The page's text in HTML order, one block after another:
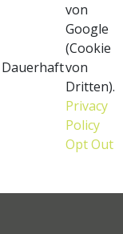
Dauerhaft
von
Google
(Cookie
von
Dritten).
Privacy
Policy
Opt Out